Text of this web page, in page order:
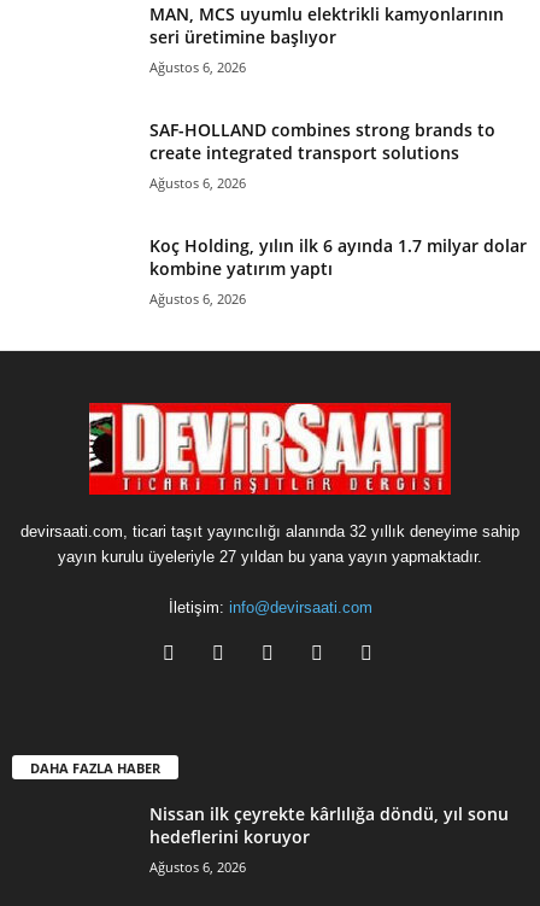
MAN, MCS uyumlu elektrikli kamyonlarının
seri üretimine başlıyor
Ağustos 6, 2026
SAF-HOLLAND combines strong brands to
create integrated transport solutions
Ağustos 6, 2026
Koç Holding, yılın ilk 6 ayında 1.7 milyar dolar
kombine yatırım yaptı
Ağustos 6, 2026
devirsaati.com, ticari taşıt yayıncılığı alanında 32 yıllık deneyime sahip
yayın kurulu üyeleriyle 27 yıldan bu yana yayın yapmaktadır.
İletişim: info@devirsaati.com
DAHA FAZLA HABER
Nissan ilk çeyrekte kârlılığa döndü, yıl sonu
hedeflerini koruyor
Ağustos 6, 2026